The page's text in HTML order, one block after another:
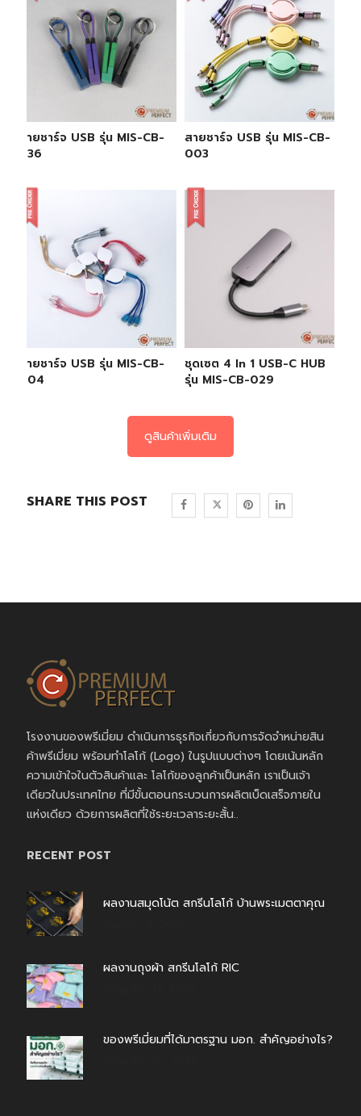
สายชาร์จ USB รุ่น MIS-CB-
036
สายชาร์จ USB รุ่น MIS-CB-
003
สายชาร์จ USB รุ่น MIS-CB-
004
ชุดเซต 4 In 1 USB-C HUB
รุ่น MIS-CB-029
ดูสินค้าเพิ่มเติม
SHARE THIS POST
โรงงานของพรีเมี่ยม ดำเนินการธุรกิจเกี่ยวกับการจัดจำหน่ายสิน
ค้าพรีเมี่ยม พร้อมทำโลโก้ (Logo) ในรูปแบบต่างๆ โดยเน้นหลัก
ความเข้าใจในตัวสินค้าและ โลโก้ของลูกค้าเป็นหลัก เราเป็นเจ้า
เดียวในประเทศไทย ที่มีขั้นตอนกระบวนการผลิตเบ็ดเสร็จภายใน
แห่งเดียว ด้วยการผลิตที่ใช้ระยะเวลาระยะสั้น..
RECENT POST
ผลงานสมุดโน้ต สกรีนโลโก้ บ้านพระเมตตาคุณ
ผลงานถุงผ้า สกรีนโลโก้ RIC
ของพรีเมี่ยมที่ได้มาตรฐาน มอก. สำคัญอย่างไร?